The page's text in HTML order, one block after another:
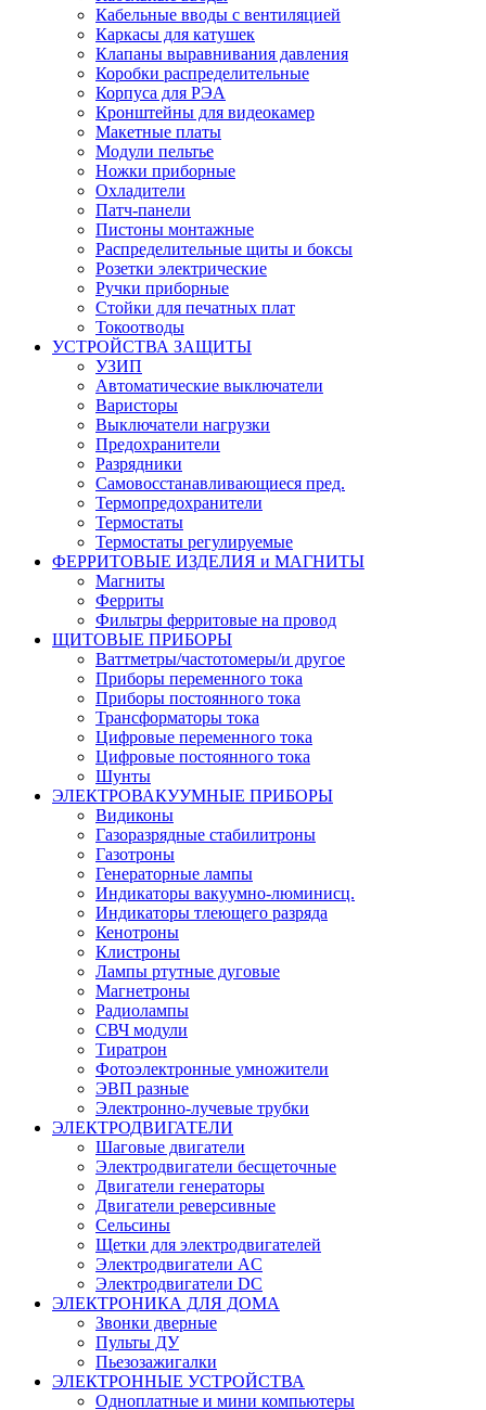
Кабельные вводы с вентиляцией
Каркасы для катушек
Клапаны выравнивания давления
Коробки распределительные
Корпуса для РЭА
Кронштейны для видеокамер
Макетные платы
Модули пельтье
Ножки приборные
Охладители
Патч-панели
Пистоны монтажные
Распределительные щиты и боксы
Розетки электрические
Ручки приборные
Стойки для печатных плат
Токоотводы
УСТРОЙСТВА ЗАЩИТЫ
УЗИП
Автоматические выключатели
Варисторы
Выключатели нагрузки
Предохранители
Разрядники
Самовосстанавливающиеся пред.
Термопредохранители
Термостаты
Термостаты регулируемые
ФЕРРИТОВЫЕ ИЗДЕЛИЯ и МАГНИТЫ
Магниты
Ферриты
Фильтры ферритовые на провод
ЩИТОВЫЕ ПРИБОРЫ
Ваттметры/частотомеры/и другое
Приборы переменного тока
Приборы постоянного тока
Трансформаторы тока
Цифровые переменного тока
Цифровые постоянного тока
Шунты
ЭЛЕКТРОВАКУУМНЫЕ ПРИБОРЫ
Видиконы
Газоразрядные стабилитроны
Газотроны
Генераторные лампы
Индикаторы вакуумно-люминисц.
Индикаторы тлеющего разряда
Кенотроны
Клистроны
Лампы ртутные дуговые
Магнетроны
Радиолампы
СВЧ модули
Тиратрон
Фотоэлектронные умножители
ЭВП разные
Электронно-лучевые трубки
ЭЛЕКТРОДВИГАТЕЛИ
Шаговые двигатели
Электродвигатели бесщеточные
Двигатели генераторы
Двигатели реверсивные
Сельсины
Щетки для электродвигателей
Электродвигатели AC
Электродвигатели DC
ЭЛЕКТРОНИКА ДЛЯ ДОМА
Звонки дверные
Пульты ДУ
Пьезозажигалки
ЭЛЕКТРОННЫЕ УСТРОЙСТВА
Одноплатные и мини компьютеры